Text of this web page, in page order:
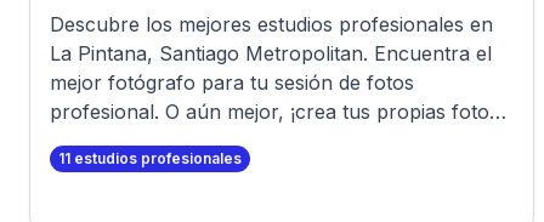
Descubre los mejores estudios profesionales en
La Pintana, Santiago Metropolitan. Encuentra el
mejor fotógrafo para tu sesión de fotos
profesional. O aún mejor, ¡crea tus propias fotos
profesionales en minutos!
11 estudios profesionales